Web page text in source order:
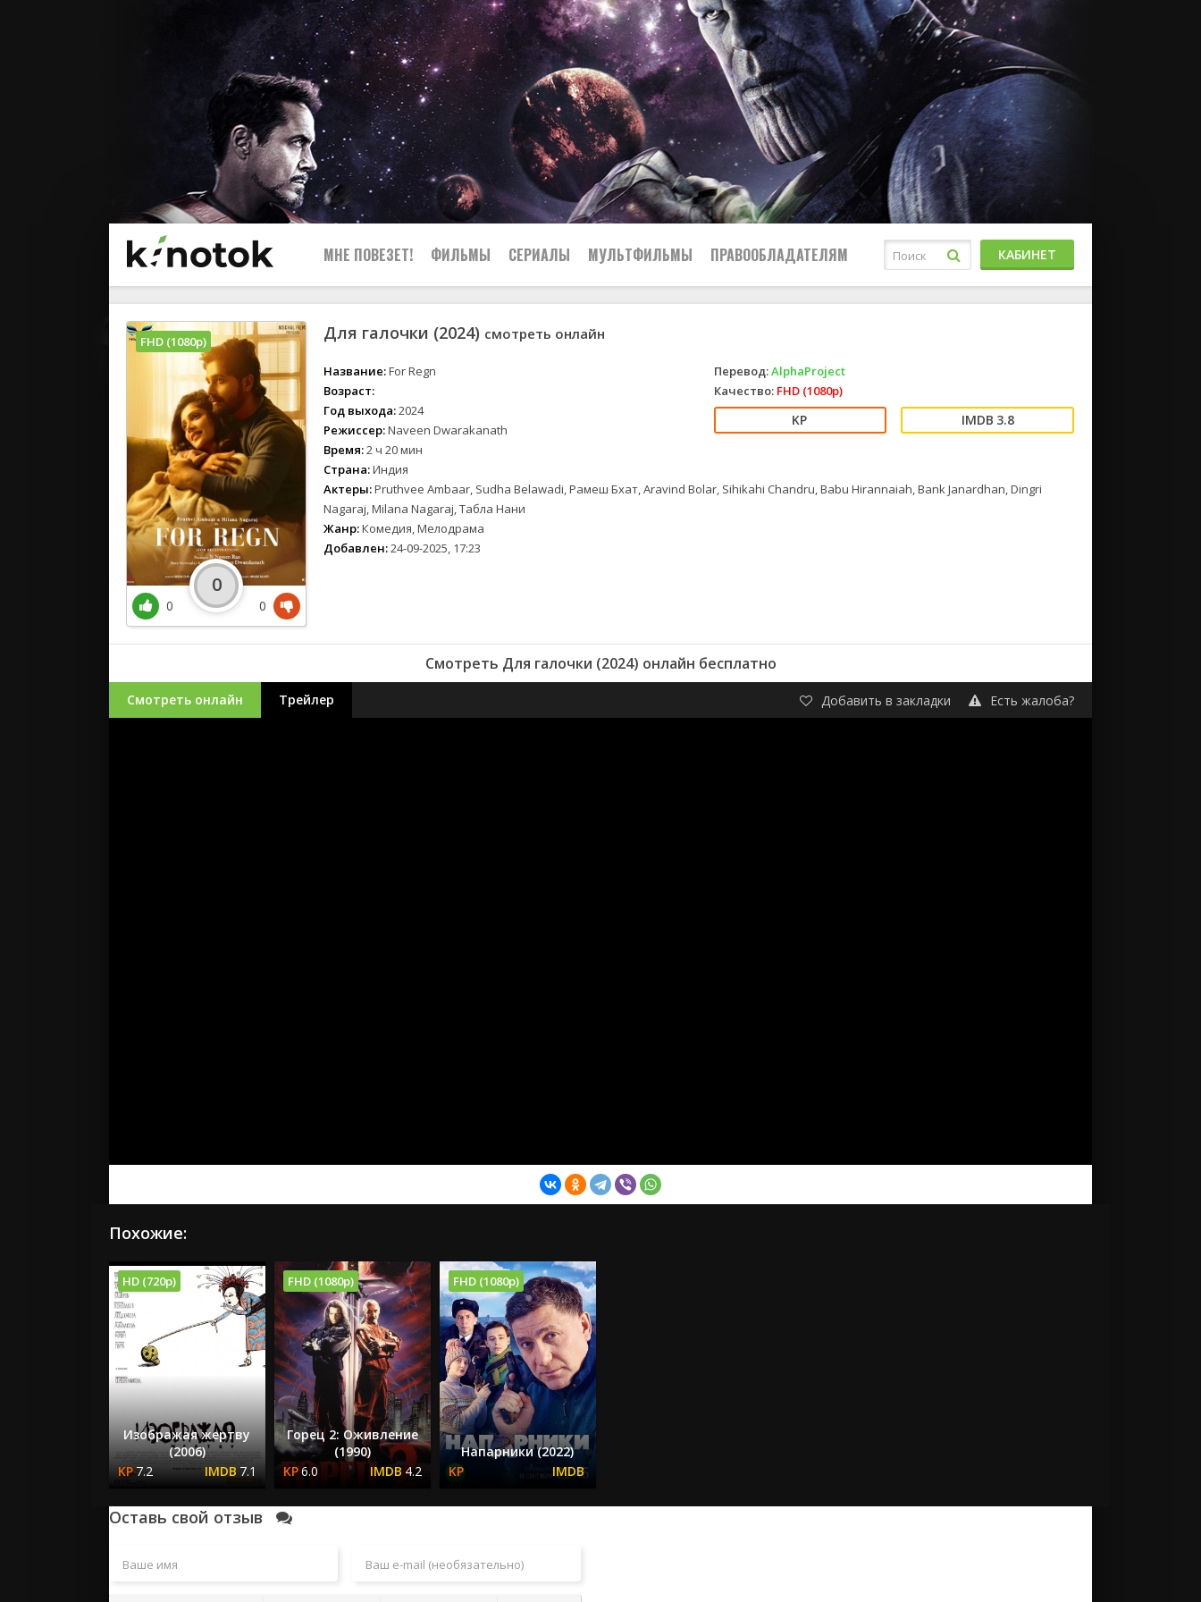
МНЕ ПОВЕЗЕТ! ФИЛЬМЫ СЕРИАЛЫ МУЛЬТФИЛЬМЫ ПРАВООБЛАДАТЕЛЯМ КАБИНЕТ
Для галочки (2024) смотреть онлайн
Название:For Regn
Возраст:
Год выхода:2024
Режиссер:Naveen Dwarakanath
Время:2 ч 20 мин
Страна:Индия
Перевод:AlphaProject
Качество: FHD (1080p)
3.8
Актеры:Pruthvee Ambaar, Sudha Belawadi, Рамеш Бхат, Aravind Bolar, Sihikahi Chandru, Babu Hirannaiah, Bank Janardhan, Dingri
Nagaraj, Milana Nagaraj, Табла Нани
Жанр:Комедия, Мелодрама
Добавлен:24-09-2025, 17:23
FHD (1080p)
0
0
0
Смотреть Для галочки (2024) онлайн бесплатно
Смотреть онлайн Трейлер Добавить в закладки Есть жалоба?
Похожие:
HD (720p)
Изображая жертву
(2006)
7.2
7.1
FHD (1080p)
Горец 2: Оживление
(1990)
6.0
4.2
FHD (1080p)
Напарники (2022)
Оставь свой отзыв